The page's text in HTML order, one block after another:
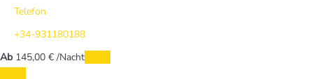
Telefon
+34-931180188
Ab 145,00 € /Nacht